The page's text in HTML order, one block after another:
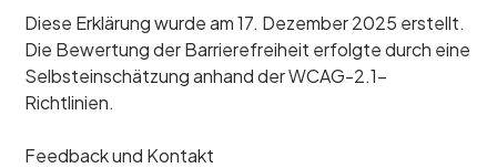
Diese Erklärung wurde am 17. Dezember 2025 erstellt.
Die Bewertung der Barrierefreiheit erfolgte durch eine
Selbsteinschätzung anhand der WCAG-2.1-
Richtlinien.
Feedback und Kontakt